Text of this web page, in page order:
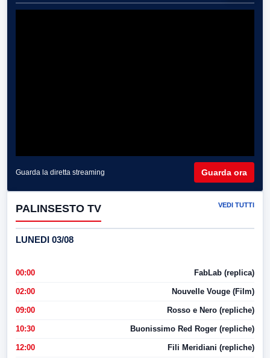
Guarda la diretta streaming Guarda ora
PALINSESTO TV VEDI TUTTI
LUNEDI 03/08
00:00 FabLab (replica)
02:00 Nouvelle Vouge (Film)
09:00 Rosso e Nero (repliche)
10:30 Buonissimo Red Roger (repliche)
12:00 Fili Meridiani (repliche)